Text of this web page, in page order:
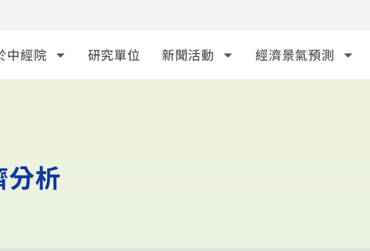
中經院 研究單位 新聞活動 經濟景氣預測
分析